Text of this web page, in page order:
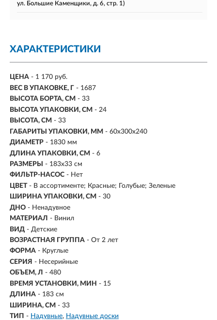
ул. Большие Каменщики, д. 6, стр. 1)
ХАРАКТЕРИСТИКИ
ЦЕНА - 1 170 руб.
ВЕС В УПАКОВКЕ, Г - 1687
ВЫСОТА БОРТА, СМ - 33
ВЫСОТА УПАКОВКИ, СМ - 24
ВЫСОТА, СМ - 33
ГАБАРИТЫ УПАКОВКИ, ММ - 60х300х240
ДИАМЕТР - 1830 мм
ДЛИНА УПАКОВКИ, СМ - 6
РАЗМЕРЫ
- 183х33 см
ФИЛЬТР-НАСОС - Нет
ЦВЕТ - В ассортименте; Красные; Голубые; Зеленые
ШИРИНА УПАКОВКИ, СМ - 30
ДНО - Ненадувное
МАТЕРИАЛ - Винил
ВИД - Детские
ВОЗРАСТНАЯ ГРУППА - От 2 лет
ФОРМА - Круглые
СЕРИЯ - Несерийные
ОБЪЕМ, Л - 480
ВРЕМЯ УСТАНОВКИ, МИН - 15
ДЛИНА - 183 см
ШИРИНА, СМ - 33
ТИП - Надувные Надувные доски